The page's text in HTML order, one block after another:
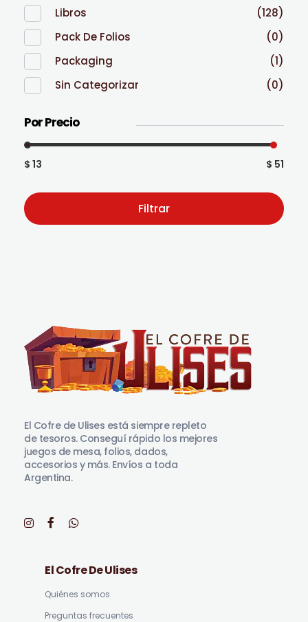
Libros
(128)
Pack De Folios
(0)
Packaging
(1)
Sin Categorizar
(0)
Por Precio
$ 13 $ 51
Filtrar
El Cofre de Ulises está siempre repleto
de tesoros. Conseguí rápido los mejores
juegos de mesa, folios, dados,
accesorios y más. Envíos a toda
Argentina.
El Cofre De Ulises
Quiénes somos
Preguntas frecuentes